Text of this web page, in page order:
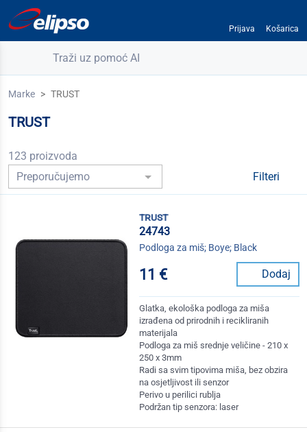
Prijava Košarica
Traži uz pomoć AI
Marke TRUST
TRUST
123 proizvoda
Filteri
trust
24743
Podloga za miš; Boye; Black
11 € Dodaj
Glatka, ekološka podloga za miša
izrađena od prirodnih i recikliranih
materijala
Podloga za miš srednje veličine - 210 x
250 x 3mm
Radi sa svim tipovima miša, bez obzira
na osjetljivost ili senzor
Perivo u perilici rublja
Podržan tip senzora: laser